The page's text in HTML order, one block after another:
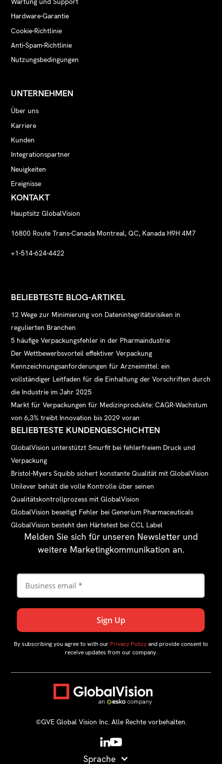
Hardware-Garantie
Cookie-Richtlinie
Anti-Spam-Richtlinie
Nutzungsbedingungen
UNTERNEHMEN
Über uns
Karriere
Kunden
Integrationspartner
Neuigkeiten
Ereignisse
KONTAKT
Hauptsitz GlobalVision
16800 Route Trans-Canada Montreal, QC, Kanada H9H 4M7
+1-514-624-4422
BELIEBTESTE BLOG-ARTIKEL
12 Wege zur Minimierung von Datenintegritätsrisiken in
regulierten Branchen
5 häufige Verpackungsfehler in der Pharmaindustrie
Der Wettbewerbsvorteil effektiver Verpackung
Kennzeichnungsanforderungen für Arzneimittel: ein
vollständiger Leitfaden für die Einhaltung der Vorschriften durch
die Industrie im Jahr 2025
Markt für Verpackungen für Medizinprodukte: CAGR-Wachstum
von 6,3% treibt Innovation bis 2029 voran
BELIEBTESTE KUNDENGESCHICHTEN
GlobalVision unterstützt Smurfit bei fehlerfreiem Druck und
Verpackung
Bristol-Myers Squibb sichert konstante Qualität mit GlobalVision
Unilever behält die volle Kontrolle über seinen
Qualitätskontrollprozess mit GlobalVision
GlobalVision beseitigt Fehler bei Generium Pharmaceuticals
GlobalVision besteht den Härtetest bei CCL Label
Melden Sie sich für unseren Newsletter und
weitere Marketingkommunikation an.
By subscribing you agree to with our Privacy Policyand provide consent to
receive updates from our company.
©GVE Global Vision Inc. Alle Rechte vorbehalten.
Sprache